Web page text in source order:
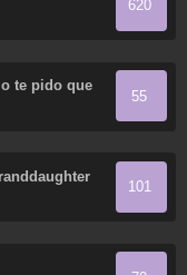
620
te pido que
55
101